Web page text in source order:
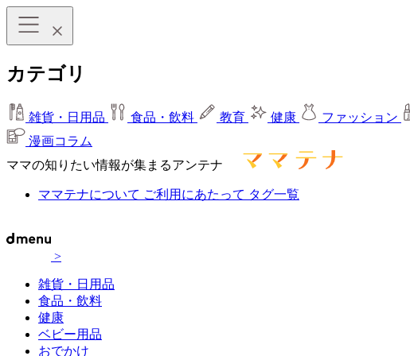
カテゴリ
雑貨・日用品 食品・飲料 教育 健康 ファッション
漫画コラム
ママの知りたい情報が集まるアンテナ
ママテナについて ご利用にあたって タグ一覧
>
雑貨・日用品
食品・飲料
健康
ベビー用品
おでかけ